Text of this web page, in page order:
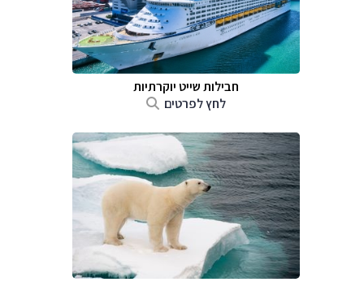
חבילות שייט יוקרתיות
לחץ לפרטים